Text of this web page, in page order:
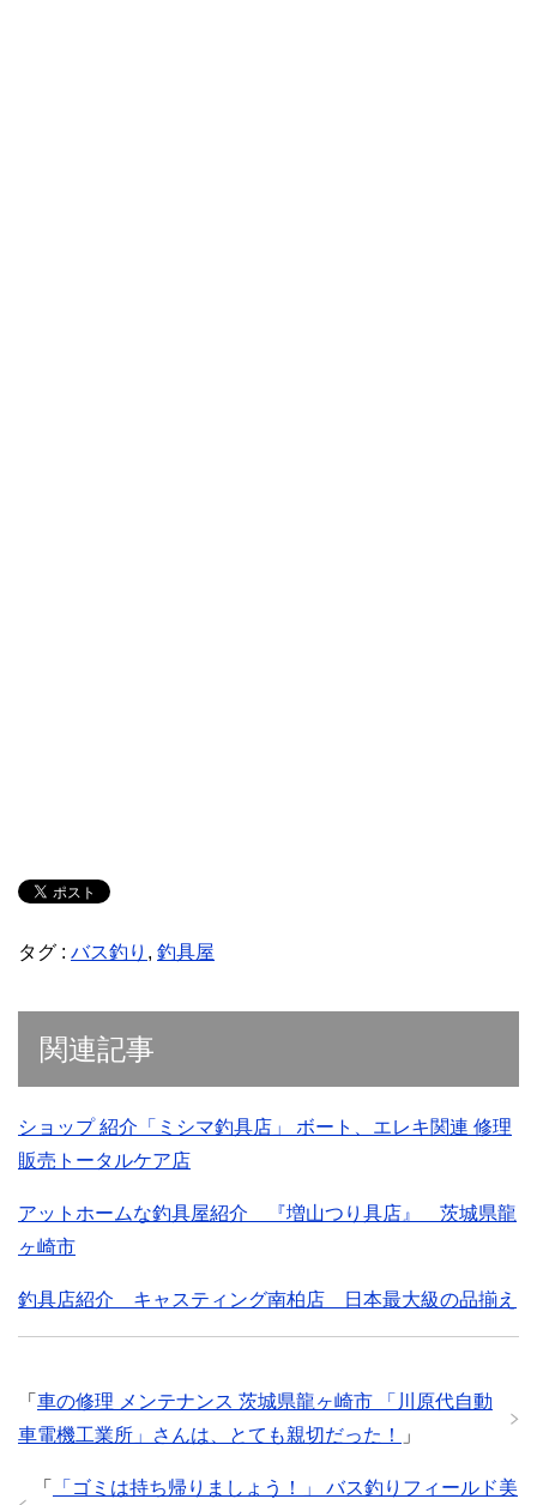
タグ : バス釣り , 釣具屋
関連記事
ショップ 紹介「ミシマ釣具店」 ボート、エレキ関連 修理
販売トータルケア店
アットホームな釣具屋紹介 『増山つり具店』 茨城県龍
ヶ崎市
釣具店紹介 キャスティング南柏店 日本最大級の品揃え
「 車の修理 メンテナンス 茨城県龍ヶ崎市 「川原代自動
車電機工業所」さんは、とても親切だった！
」
「
「ゴミは持ち帰りましょう！」 バス釣りフィールド美